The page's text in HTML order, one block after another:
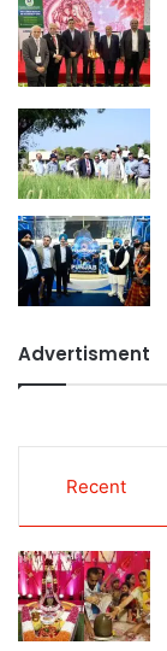
Advertisment
Recent